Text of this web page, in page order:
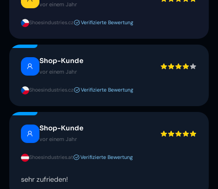
vor einem Jahr
Shoesindustries.cz Verifizierte Bewertung
Shop-Kunde
vor einem Jahr
Shoesindustries.cz Verifizierte Bewertung
Shop-Kunde
vor einem Jahr
Shoesindustries.at Verifizierte Bewertung
sehr zufrieden!